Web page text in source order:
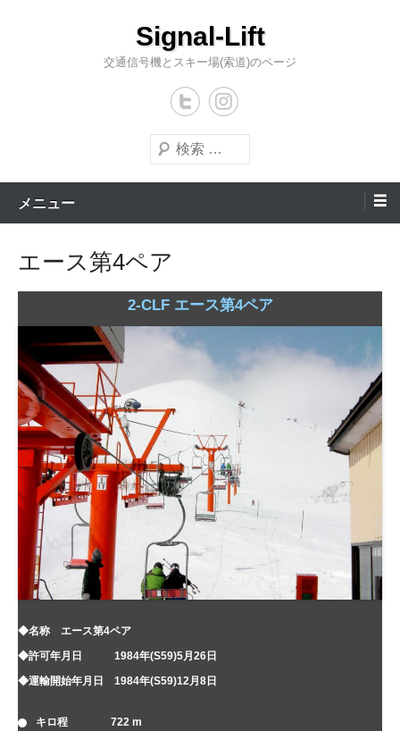
キ
Signal-Lift
交通信号機とスキー場(索道)のページ
検
索
メニュー
エース第4ペア
2-CLF エース第4ペア
◆名称 エース第4ペア
◆許可年月日 1984年(S59)5月26日
◆運輸開始年月日 1984年(S59)12月8日
キロ程 722 m